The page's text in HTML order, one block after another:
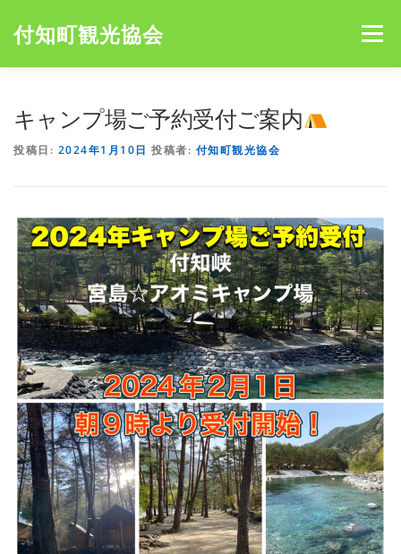
付知町観光協会 メニュー
キャンプ場ご予約受付ご案内
投稿日: 2024年1月10日 投稿者: 付知町観光協会